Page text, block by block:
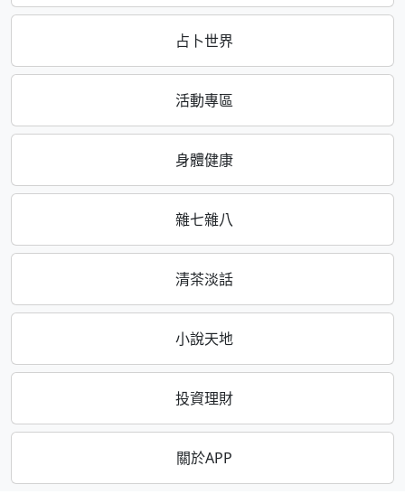
占卜世界
活動專區
身體健康
雜七雜八
清茶淡話
小說天地
投資理財
關於APP